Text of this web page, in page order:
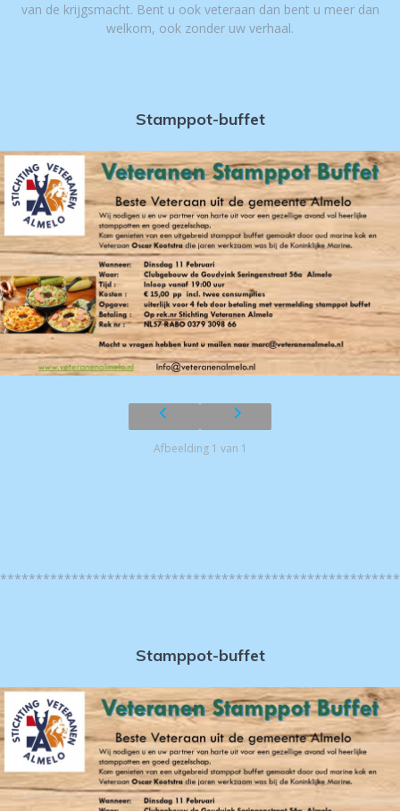
van de krijgsmacht. Bent u ook veteraan dan bent u meer dan
welkom, ook zonder uw verhaal.
Stamppot-buffet
Afbeelding 1 van 1
Stamppot-buffet